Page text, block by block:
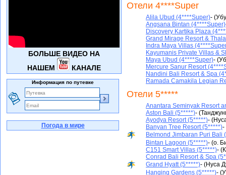
Отели 4****Super
Alila Ubud (4****Super)-
Angsana Bintan (4****Super)
Discovery Kartika Plaza
Grand Mirage Resort &
Indra Maya Villas
Kayumanis Private Villas &
Maya Ubud (4****Super)-
Mercure Sanur Resort
Nandini Bali Resort & Spa
Ramada Camakila Legian
Отели 5*****
Anantara Seminyak Resort
Aston Bali (5*****)-
Ayodya Resort (5*****)-
Banyan Tree Resort (5*****)-
Belmond Jimbaran Puri Bali
Bintan Lagoon (5*****)- (о.
C151 Smart Villas (5*****)-
Conrad Bali Resort & Spa
Grand Hyatt (5*****)- (Нуса
Hanging Gardens (5*****)-
БОЛЬШЕ ВИДЕО НА
НАШЕМ
КАНАЛЕ
Информация по путевке
Погода в мире